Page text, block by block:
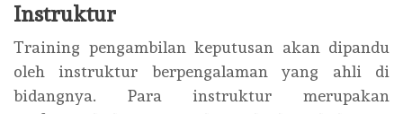
Instruktur
Training pengambilan keputusan akan dipandu
oleh instruktur berpengalaman yang ahli di
bidangnya. Para instruktur merupakan